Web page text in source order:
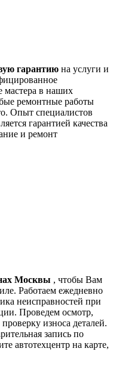
гарантию на услуги и
мастера в наших
ремонтные работы
Опыт специалистов
гарантией качества
и ремонт
Москвы , чтобы Вам
Работаем ежедневно
неисправностей при
Проведем осмотр,
износа деталей.
запись по
автотехцентр на карте,